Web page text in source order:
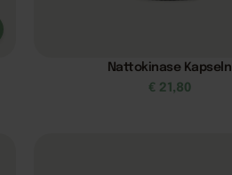
Nattokinase Kapseln
€ 21,80